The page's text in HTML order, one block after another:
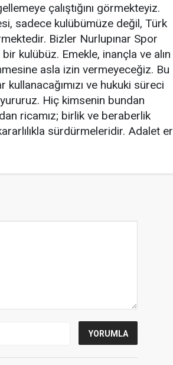
çalıştığını görmekteyiz.
sadece kulübümüze değil, Türk
Bizler Nurlupınar Spor
kulübüz. Emekle, inançla ve alın
asla izin vermeyeceğiz. Bu
ve hukuki süreci
Hiç kimsenin bundan
ricamız; birlik ve beraberlik
sürdürmeleridir. Adalet er